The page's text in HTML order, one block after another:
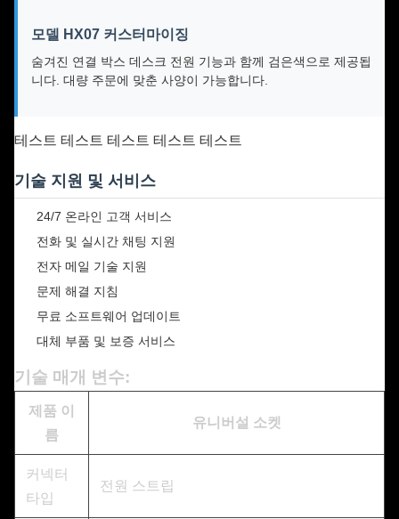
모델 HX07 커스터마이징
숨겨진 연결 박스 데스크 전원 기능과 함께 검은색으로 제공됩
니다. 대량 주문에 맞춘 사양이 가능합니다.
테스트 테스트 테스트 테스트 테스트
기술 지원 및 서비스
24/7 온라인 고객 서비스
전화 및 실시간 채팅 지원
전자 메일 기술 지원
문제 해결 지침
무료 소프트웨어 업데이트
대체 부품 및 보증 서비스
기술 매개 변수:
제품 이
름
유니버설 소켓
커넥터
타입
전원 스트립